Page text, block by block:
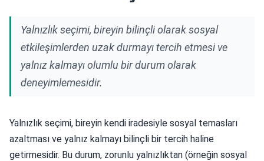
Yalnızlık seçimi, bireyin bilinçli olarak sosyal
etkileşimlerden uzak durmayı tercih etmesi ve
yalnız kalmayı olumlu bir durum olarak
deneyimlemesidir.
Yalnızlık seçimi, bireyin kendi iradesiyle sosyal temasları
azaltması ve yalnız kalmayı bilinçli bir tercih haline
getirmesidir. Bu durum, zorunlu yalnızlıktan (örneğin sosyal